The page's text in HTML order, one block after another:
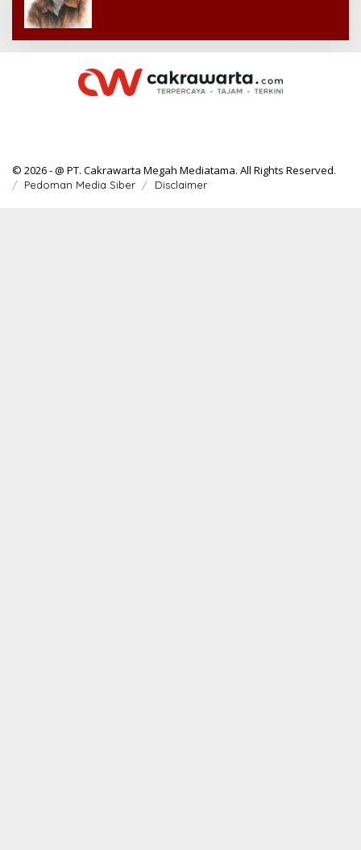
© 2026 - @ PT. Cakrawarta Megah Mediatama. All Rights Reserved.
Pedoman Media Siber Disclaimer